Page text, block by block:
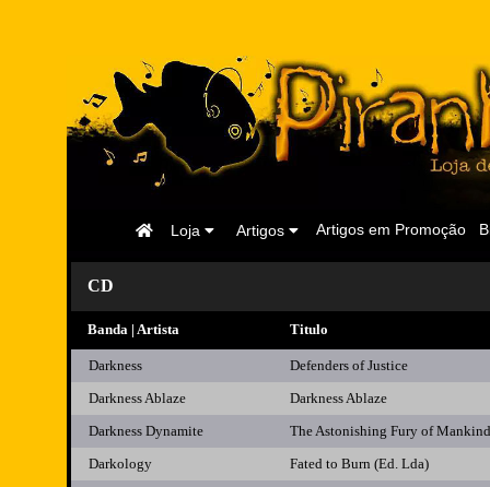
Artigos em Promoção
Artigos
Loja
Página
CD
Banda | Artista Titulo
Darkness
Defenders of Justice
Darkness Ablaze
Darkness Ablaze
Darkness Dynamite
The Astonishing Fury of
Darkology
Fated to Burn (Ed. Lda)